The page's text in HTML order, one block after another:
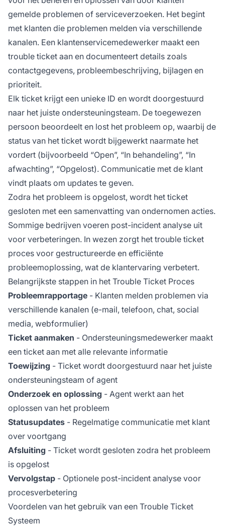
gemelde problemen of serviceverzoeken. Het begint
met klanten die problemen melden via verschillende
kanalen. Een klantenservicemedewerker maakt een
trouble ticket aan en documenteert details zoals
contactgegevens, probleembeschrijving, bijlagen en
prioriteit.
Elk ticket krijgt een unieke ID en wordt doorgestuurd
naar het juiste ondersteuningsteam. De toegewezen
persoon beoordeelt en lost het probleem op, waarbij de
status van het ticket wordt bijgewerkt naarmate het
vordert (bijvoorbeeld “Open”, “In behandeling”, “In
afwachting”, “Opgelost). Communicatie met de klant
vindt plaats om updates te geven.
Zodra het probleem is opgelost, wordt het ticket
gesloten met een samenvatting van ondernomen acties.
Sommige bedrijven voeren post-incident analyse uit
voor verbeteringen. In wezen zorgt het trouble ticket
proces voor gestructureerde en efficiënte
probleemoplossing, wat de klantervaring verbetert.
Belangrijkste stappen in het Trouble Ticket Proces
Probleemrapportage - Klanten melden problemen via
verschillende kanalen (e-mail, telefoon, chat, social
media, webformulier)
Ticket aanmaken - Ondersteuningsmedewerker maakt
een ticket aan met alle relevante informatie
Toewijzing - Ticket wordt doorgestuurd naar het juiste
ondersteuningsteam of agent
Onderzoek en oplossing - Agent werkt aan het
oplossen van het probleem
Statusupdates - Regelmatige communicatie met klant
over voortgang
Afsluiting - Ticket wordt gesloten zodra het probleem
is opgelost
Vervolgstap - Optionele post-incident analyse voor
procesverbetering
Voordelen van het gebruik van een Trouble Ticket
Systeem